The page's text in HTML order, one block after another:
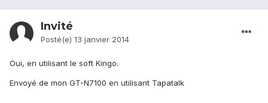
Invité
Posté(e) 13 janvier 2014
Oui, en utilisant le soft Kingo.
Envoyé de mon GT-N7100 en utilisant Tapatalk